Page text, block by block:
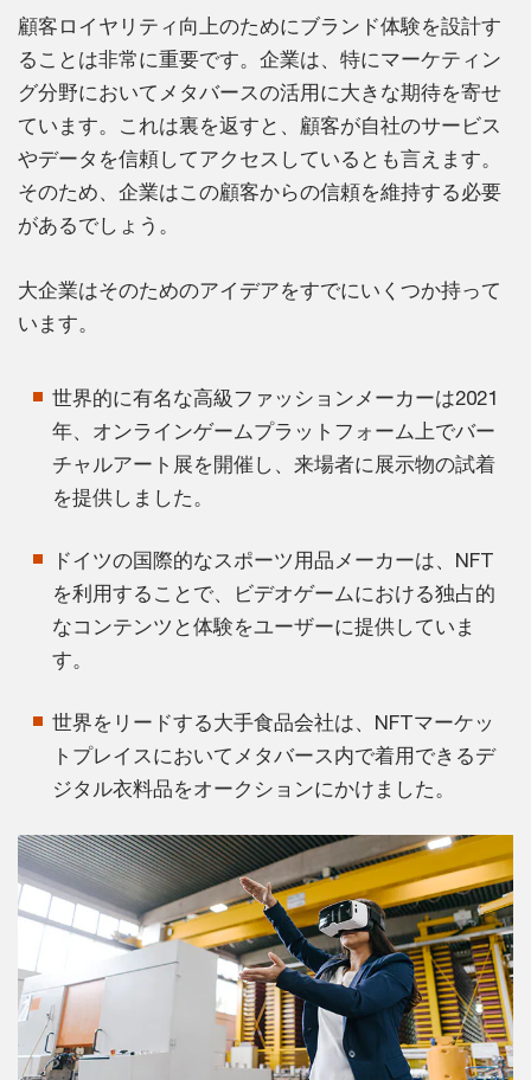
顧客ロイヤリティ向上のためにブランド体験を設計す
ることは非常に重要です。企業は、特にマーケティン
グ分野においてメタバースの活用に大きな期待を寄せ
ています。これは裏を返すと、顧客が自社のサービス
やデータを信頼してアクセスしているとも言えます。
そのため、企業はこの顧客からの信頼を維持する必要
があるでしょう。
大企業はそのためのアイデアをすでにいくつか持って
います。
世界的に有名な高級ファッションメーカーは2021
年、オンラインゲームプラットフォーム上でバー
チャルアート展を開催し、来場者に展示物の試着
を提供しました。
ドイツの国際的なスポーツ用品メーカーは、NFT
を利用することで、ビデオゲームにおける独占的
なコンテンツと体験をユーザーに提供していま
す。
世界をリードする大手食品会社は、NFTマーケッ
トプレイスにおいてメタバース内で着用できるデ
ジタル衣料品をオークションにかけました。